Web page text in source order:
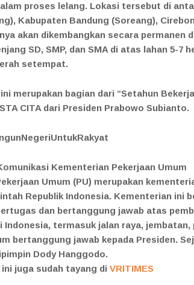
proses lelang. Lokasi tersebut di
Kabupaten Bandung (Soreang),
akan dikembangkan secara permanen
SD, SMP, dan SMA di atas lahan 5-7
setempat.
merupakan bagian dari “Setahun
CITA dari Presiden Prabowo Subianto.
Kementerian Pekerjaan Umum
Umum (PU) merupakan
Republik Indonesia. Kementerian ini
dan bertanggung jawab atas
termasuk jalan raya, jembatan,
bertanggung jawab kepada Presiden.
Dody Hanggodo.
juga sudah tayang di VRITIMES